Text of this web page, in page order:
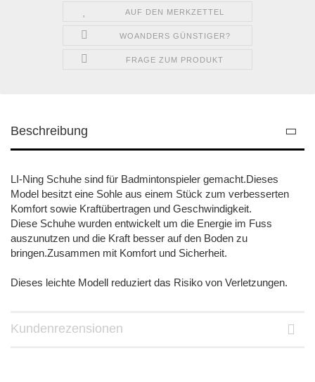
AUF DEN MERKZETTEL
WOANDERS GÜNSTIGER?
FRAGE ZUM PRODUKT
Beschreibung
LI-Ning Schuhe sind für Badmintonspieler gemacht.Dieses
Model besitzt eine Sohle aus einem Stück zum verbesserten
Komfort sowie Kraftübertragen und Geschwindigkeit.
Diese Schuhe wurden entwickelt um die Energie im Fuss
auszunutzen und die Kraft besser auf den Boden zu
bringen.Zusammen mit Komfort und Sicherheit.
Dieses leichte Modell reduziert das Risiko von Verletzungen.
Kundenrezensionen